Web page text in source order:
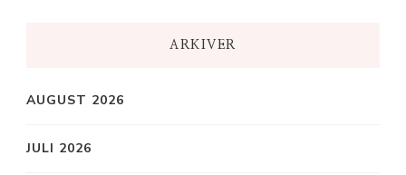
ARKIVER
AUGUST 2026
JULI 2026